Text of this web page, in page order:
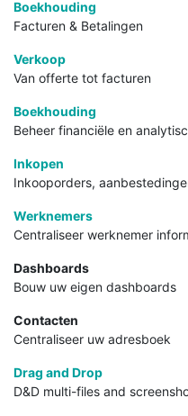
Boekhouding
Facturen & Betalingen
Verkoop
Van offerte tot facturen
Boekhouding
Beheer financiële en
Inkopen
Inkooporders,
Werknemers
Centraliseer werknemer
Dashboards
Bouw uw eigen dashboards
Contacten
Centraliseer uw adresboek
Drag and Drop
D&D multi-files and